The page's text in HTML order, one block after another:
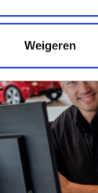
Weigeren